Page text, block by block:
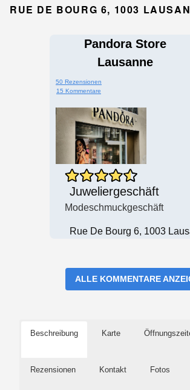
RUE DE BOURG 6, 1003
Pandora Store
Lausanne
50 Rezensionen
15 Kommentare
Juweliergeschäft
Modeschmuckgeschäft
Rue De Bourg 6, 1003
ALLE KOMMENTARE
Beschreibung Karte
Rezensionen Kontakt Fotos